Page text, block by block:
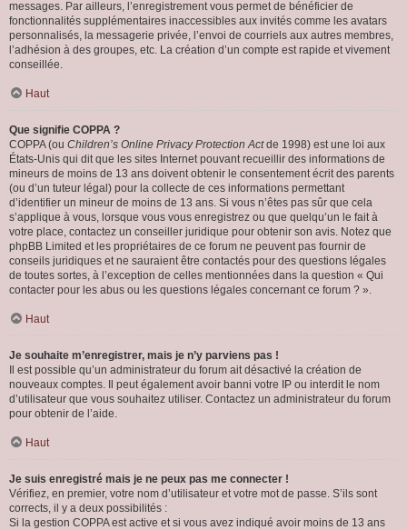
messages. Par ailleurs, l’enregistrement vous permet de bénéficier de
fonctionnalités supplémentaires inaccessibles aux invités comme les avatars
personnalisés, la messagerie privée, l’envoi de courriels aux autres membres,
l’adhésion à des groupes, etc. La création d’un compte est rapide et vivement
conseillée.
Haut
Que signifie COPPA ?
COPPA (ou Children’s Online Privacy Protection Actde 1998) est une loi aux
États-Unis qui dit que les sites Internet pouvant recueillir des informations de
mineurs de moins de 13 ans doivent obtenir le consentement écrit des parents
(ou d’un tuteur légal) pour la collecte de ces informations permettant
d’identifier un mineur de moins de 13 ans. Si vous n’êtes pas sûr que cela
s’applique à vous, lorsque vous vous enregistrez ou que quelqu’un le fait à
votre place, contactez un conseiller juridique pour obtenir son avis. Notez que
phpBB Limited et les propriétaires de ce forum ne peuvent pas fournir de
conseils juridiques et ne sauraient être contactés pour des questions légales
de toutes sortes, à l’exception de celles mentionnées dans la question « Qui
contacter pour les abus ou les questions légales concernant ce forum ? ».
Haut
Je souhaite m’enregistrer, mais je n’y parviens pas !
Il est possible qu’un administrateur du forum ait désactivé la création de
nouveaux comptes. Il peut également avoir banni votre IP ou interdit le nom
d’utilisateur que vous souhaitez utiliser. Contactez un administrateur du forum
pour obtenir de l’aide.
Haut
Je suis enregistré mais je ne peux pas me connecter !
Vérifiez, en premier, votre nom d’utilisateur et votre mot de passe. S’ils sont
corrects, il y a deux possibilités :
Si la gestion COPPA est active et si vous avez indiqué avoir moins de 13 ans